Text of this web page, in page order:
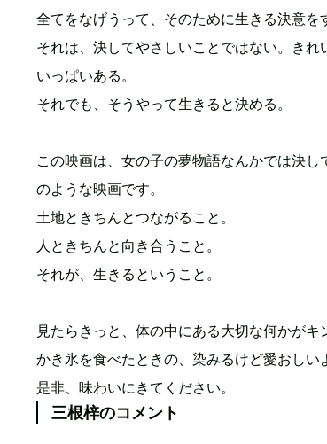
全てをなげうって、そのために生きる決意を
それは、決してやさしいことではない。き
いっぱいある。
それでも、そうやって生きると決める。
この映画は、女の子の夢物語なんかでは決
のような映画です。
土地ときちんとつながること。
人ときちんと向き合うこと。
それが、生きるということ。
見たらきっと、体の中にある大切な何かがキ
かき氷を食べたときの、染みるけど愛おしい
是非、味わいにきてください。
三根梓のコメント